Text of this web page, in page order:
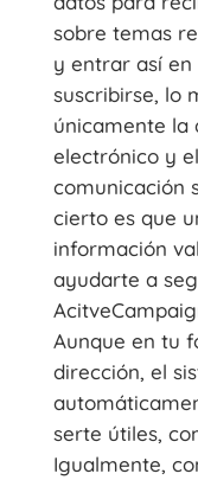
sobre temas
y entrar así en
suscribirse, lo
únicamente la
electrónico y
comunicación
cierto es que
información
ayudarte a
Aunque en tu
dirección, el
serte útiles,
Igualmente,